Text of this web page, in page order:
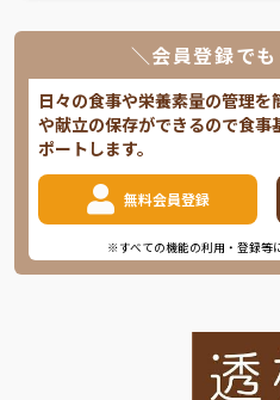
＼会員登録で
日々の食事や栄養素量の管理
や献立の保存ができるので食
ポートします。
無料会員登録
※すべての機能の利用・登録等